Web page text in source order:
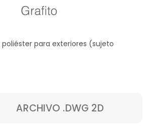
poliéster para exteriores (sujeto
ARCHIVO .DWG 2D